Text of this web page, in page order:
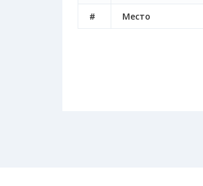
# Место